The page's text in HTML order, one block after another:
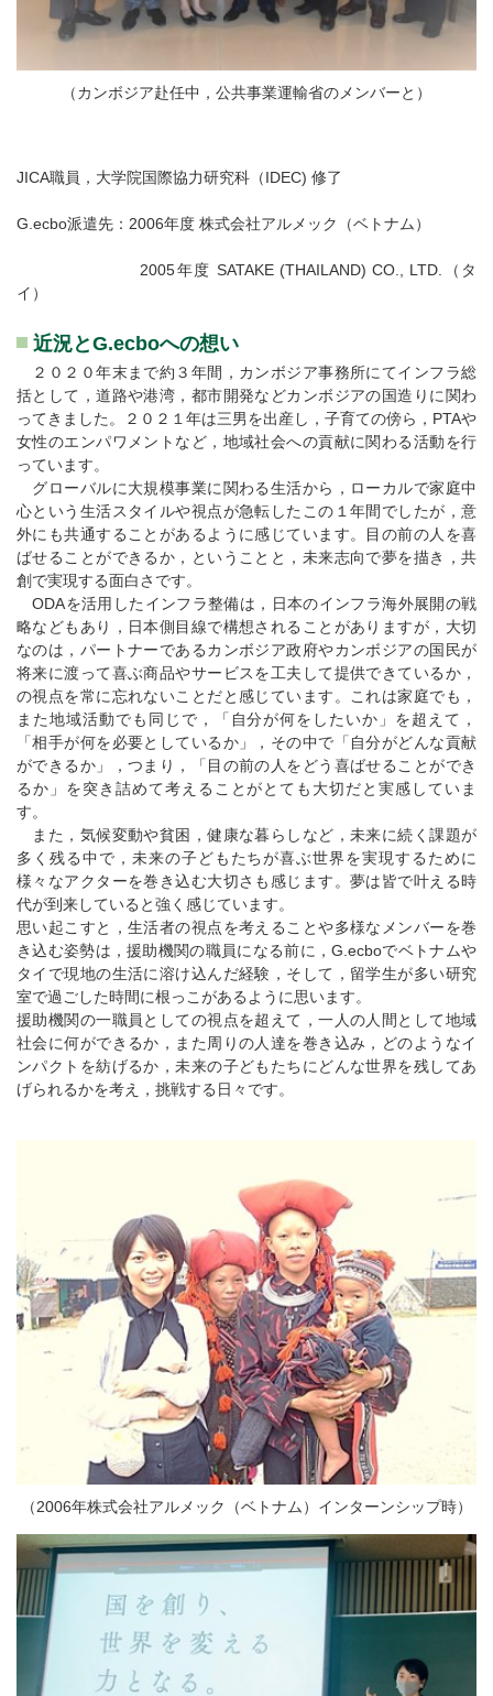
（カンボジア赴任中，公共事業運輸省のメンバーと）
JICA職員，大学院国際協力研究科（IDEC) 修了
G.ecbo派遣先：2006年度 株式会社アルメック（ベトナム）
2005年度 SATAKE (THAILAND) CO., LTD.（タ
イ）
近況とG.ecboへの想い
２０２０年末まで約３年間，カンボジア事務所にてインフラ総
括として，道路や港湾，都市開発などカンボジアの国造りに関わ
ってきました。２０２１年は三男を出産し，子育ての傍ら，PTAや
女性のエンパワメントなど，地域社会への貢献に関わる活動を行
っています。
グローバルに大規模事業に関わる生活から，ローカルで家庭中
心という生活スタイルや視点が急転したこの１年間でしたが，意
外にも共通することがあるように感じています。目の前の人を喜
ばせることができるか，ということと，未来志向で夢を描き，共
創で実現する面白さです。
ODAを活用したインフラ整備は，日本のインフラ海外展開の戦
略などもあり，日本側目線で構想されることがありますが，大切
なのは，パートナーであるカンボジア政府やカンボジアの国民が
将来に渡って喜ぶ商品やサービスを工夫して提供できているか，
の視点を常に忘れないことだと感じています。これは家庭でも，
また地域活動でも同じで，「自分が何をしたいか」を超えて，
「相手が何を必要としているか」，その中で「自分がどんな貢献
ができるか」，つまり，「目の前の人をどう喜ばせることができ
るか」を突き詰めて考えることがとても大切だと実感していま
す。
また，気候変動や貧困，健康な暮らしなど，未来に続く課題が
多く残る中で，未来の子どもたちが喜ぶ世界を実現するために
様々なアクターを巻き込む大切さも感じます。夢は皆で叶える時
代が到来していると強く感じています。
思い起こすと，生活者の視点を考えることや多様なメンバーを巻
き込む姿勢は，援助機関の職員になる前に，G.ecboでベトナムや
タイで現地の生活に溶け込んだ経験，そして，留学生が多い研究
室で過ごした時間に根っこがあるように思います。
援助機関の一職員としての視点を超えて，一人の人間として地域
社会に何ができるか，また周りの人達を巻き込み，どのようなイ
ンパクトを紡げるか，未来の子どもたちにどんな世界を残してあ
げられるかを考え，挑戦する日々です。
（2006年株式会社アルメック（ベトナム）インターンシップ時）